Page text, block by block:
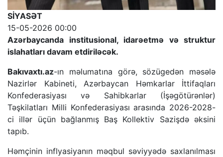
SİYASƏT
15-05-2026 00:00
Azərbaycanda institusional, idarəetmə və struktur
islahatları davam etdiriləcək.
Bakıvaxtı.az-ın məlumatına görə, sözügedən məsələ
Nazirlər Kabineti, Azərbaycan Həmkarlar İttifaqları
Konfederasiyası və Sahibkarlar (İşəgötürənlər)
Təşkilatları Milli Konfederasiyası arasında 2026-2028-
ci illər üçün bağlanmış Baş Kollektiv Sazişdə əksini
tapıb.
Həmçinin inflyasiyanın məqbul səviyyədə saxlanılması